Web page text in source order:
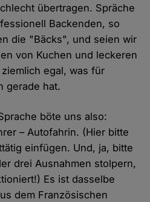
übertragen. Spräche
Backenden, so
die "Bäcks", und seien wir
von Kuchen und leckeren
egal, was für
gerade hat.
böte uns also:
– Autofahrin. (Hier bitte
einfügen. Und, ja, bitte
drei Ausnahmen stolpern,
Es ist dasselbe
dem Französischen